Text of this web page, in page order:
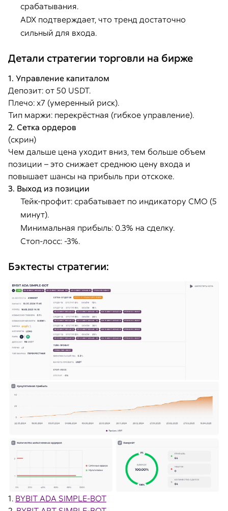
срабатывания.
ADX подтверждает, что тренд достаточно
сильный для входа.
Детали стратегии торговли на бирже
1. Управление капиталом
Депозит: от 50 USDT.
Плечо: x7 (умеренный риск).
Тип маржи: перекрёстная (гибкое управление).
2. Сетка ордеров
(скрин)
Чем дальше цена уходит вниз, тем больше объем
позиции – это снижает среднюю цену входа и
повышает шансы на прибыль при отскоке.
3. Выход из позиции
Тейк-профит: срабатывает по индикатору CMO (5
минут).
Минимальная прибыль: 0.3% на сделку.
Стоп-лосс: -3%.
Бэктесты стратегии:
1. BYBIT ADA SIMPLE-BOT